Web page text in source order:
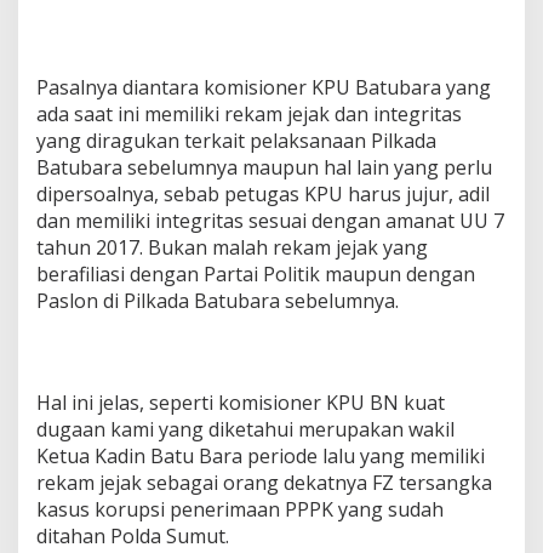
Pasalnya diantara komisioner KPU Batubara yang
ada saat ini memiliki rekam jejak dan integritas
yang diragukan terkait pelaksanaan Pilkada
Batubara sebelumnya maupun hal lain yang perlu
dipersoalnya, sebab petugas KPU harus jujur, adil
dan memiliki integritas sesuai dengan amanat UU 7
tahun 2017. Bukan malah rekam jejak yang
berafiliasi dengan Partai Politik maupun dengan
Paslon di Pilkada Batubara sebelumnya.
Hal ini jelas, seperti komisioner KPU BN kuat
dugaan kami yang diketahui merupakan wakil
Ketua Kadin Batu Bara periode lalu yang memiliki
rekam jejak sebagai orang dekatnya FZ tersangka
kasus korupsi penerimaan PPPK yang sudah
ditahan Polda Sumut.